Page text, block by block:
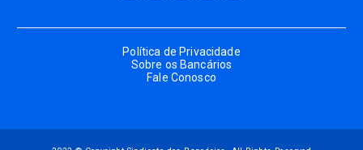
Política de Privacidade
Sobre os Bancários
Fale Conosco